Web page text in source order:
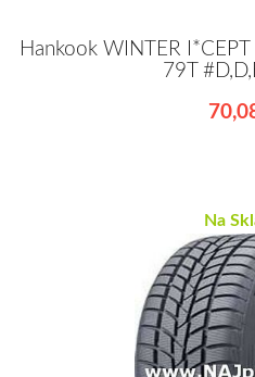
Hankook WINTER
79T
Na